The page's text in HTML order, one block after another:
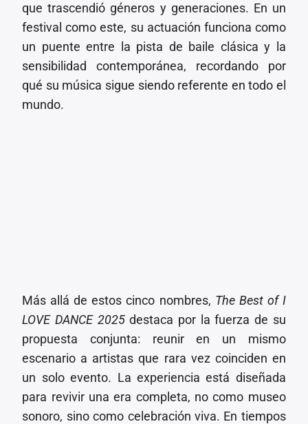
que trascendió géneros y generaciones. En un
festival como este, su actuación funciona como
un puente entre la pista de baile clásica y la
sensibilidad contemporánea, recordando por
qué su música sigue siendo referente en todo el
mundo.
Más allá de estos cinco nombres, The Best of I
LOVE DANCE 2025destaca por la fuerza de su
propuesta conjunta: reunir en un mismo
escenario a artistas que rara vez coinciden en
un solo evento. La experiencia está diseñada
para revivir una era completa, no como museo
sonoro, sino como celebración viva. En tiempos